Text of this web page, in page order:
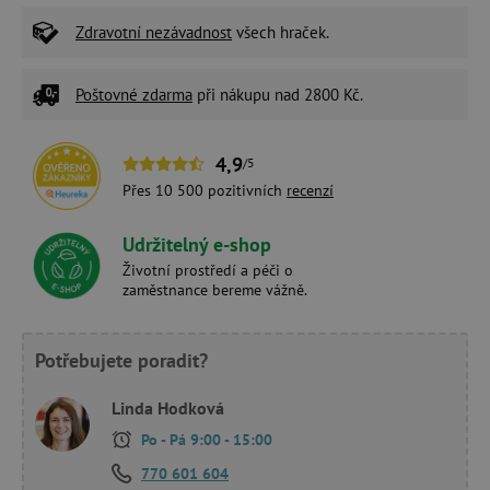
Zdravotní nezávadnost všech hraček.
Poštovné zdarma při nákupu nad 2800 Kč.
4,9/5
Přes 10 500 pozitivních recenzí
Udržitelný e-shop
Životní prostředí a péči o
zaměstnance bereme vážně.
Potřebujete poradit?
Linda Hodková
Po - Pá 9:00 - 15:00
770 601 604